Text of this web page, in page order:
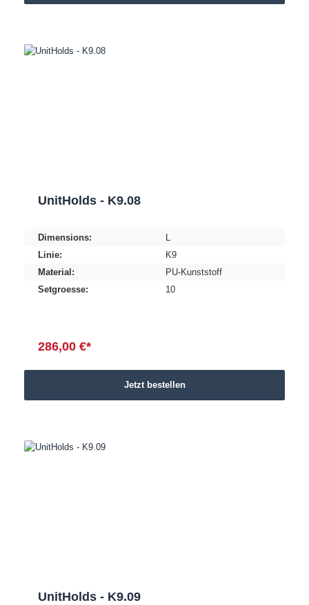
UnitHolds - K9.08
Dimensions:
Linie:
K9
Material:
PU-Kunststoff
Setgroesse:
10
286,00 €*
Jetzt bestellen
UnitHolds - K9.09